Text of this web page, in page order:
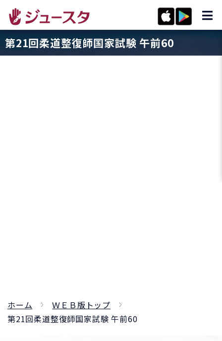
第21回柔道整復師国家試験 午前60
ホーム
ＷＥＢ版トップ
第21回柔道整復師国家試験 午前60